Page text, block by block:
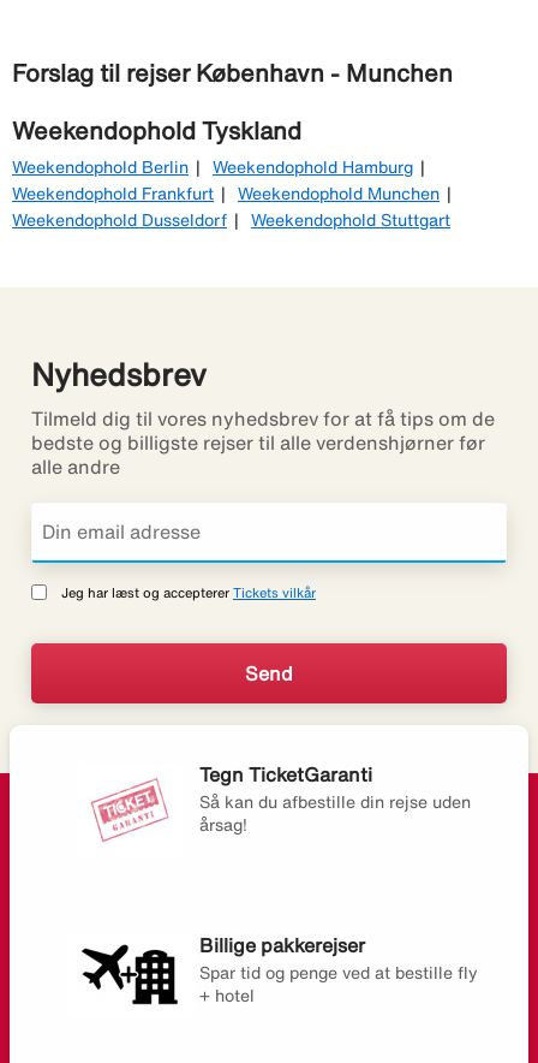
Forslag til rejser København - Munchen
Weekendophold Tyskland
Weekendophold Berlin
Weekendophold Hamburg
Weekendophold Frankfurt
Weekendophold Munchen
Weekendophold Dusseldorf
Weekendophold Stuttgart
Nyhedsbrev
Tilmeld dig til vores nyhedsbrev for at få tips om de
bedste og billigste rejser til alle verdenshjørner før
alle andre
Jeg har læst og accepterer Tickets vilkår
Tegn TicketGaranti
Så kan du afbestille din rejse uden
årsag!
Billige pakkerejser
Spar tid og penge ved at bestille fly
+ hotel